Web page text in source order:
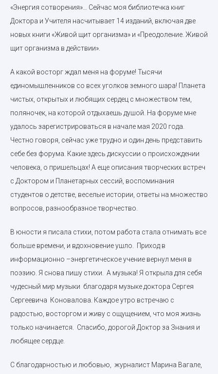
«Энергия сотворения»… Сейчас моя библиотечка книг
Доктора и Учителя насчитывает 14 изданий, включая две
новых книги «Живой щит организма» и «Преодоление. Живой
щит организма в действии».
А какой восторг ждал меня на форуме! Тысячи
единомышленников со всех уголков земного шара! Планета
чистых, открытых и любящих сердец с множеством тем,
поляночек, на которой отдыхаешь душой. На форуме мне
удалось зарегистрироваться в начале мая 2020 года.
Честно говоря, сейчас уже трудно и один день представить
себе без форума. Какие здесь дискуссии о происхождении
человека, о пришельцах! А еще описания творческих встреч
с Доктором и Планетарных сессий, воспоминания
студентов о детстве, веселые истории, ответы на множество
вопросов, разнообразное творчество.
В юности я писала стихи, потом работа стала отнимать все
больше времени, и вдохновение ушло. Приход в
информационно –энергетическое учение вернул меня в
поэзию. Я снова пишу стихи. А музыка! Я открыла для себя
чудесный мир музыки благодаря музыке доктора Сергея
Сергеевича Коновалова. Каждое утро встречаю с
радостью, восторгом и живу с ощущением, что моя жизнь
только начинается. Спасибо, дорогой Доктор за Знания и
любящее сердце.
С благодарностью и любовью, журналист Марина Вагале,